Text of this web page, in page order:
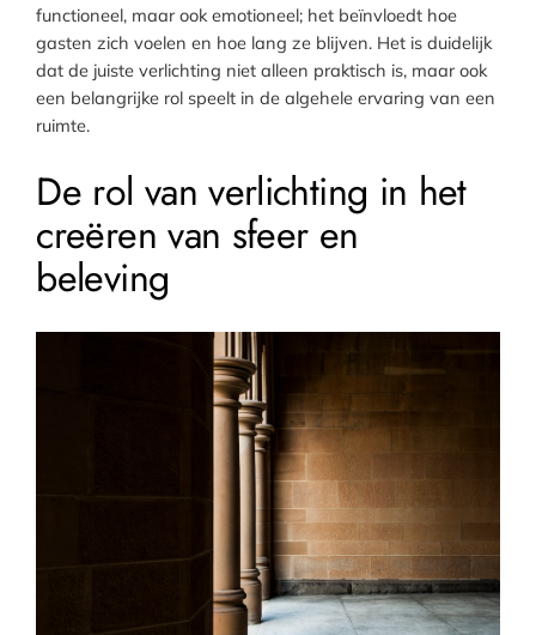
functioneel, maar ook emotioneel; het beïnvloedt hoe
gasten zich voelen en hoe lang ze blijven. Het is duidelijk
dat de juiste verlichting niet alleen praktisch is, maar ook
een belangrijke rol speelt in de algehele ervaring van een
ruimte.
De rol van verlichting in het
creëren van sfeer en
beleving